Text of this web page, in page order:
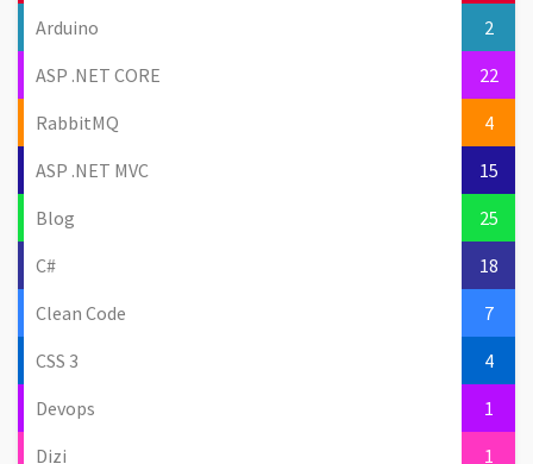
Arduino
2
ASP .NET CORE
22
RabbitMQ
4
ASP .NET MVC
15
Blog
25
C#
18
Clean Code
7
CSS 3
4
Devops
1
Dizi
1